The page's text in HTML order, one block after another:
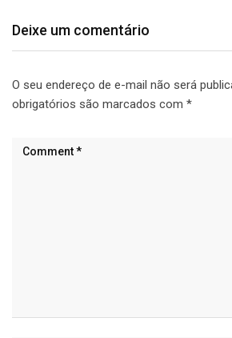
Deixe um comentário
O seu endereço de e-mail não será
obrigatórios são marcados com *